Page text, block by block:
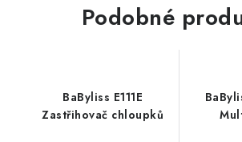
Podobné
BaByliss E111E
Zastřihovač chloupků